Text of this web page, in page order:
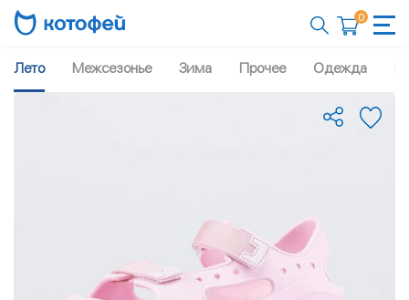
0
Лето Межсезонье Зима Прочее Одежда